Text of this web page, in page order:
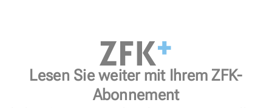
Lesen Sie weiter mit Ihrem ZFK-
Abonnement